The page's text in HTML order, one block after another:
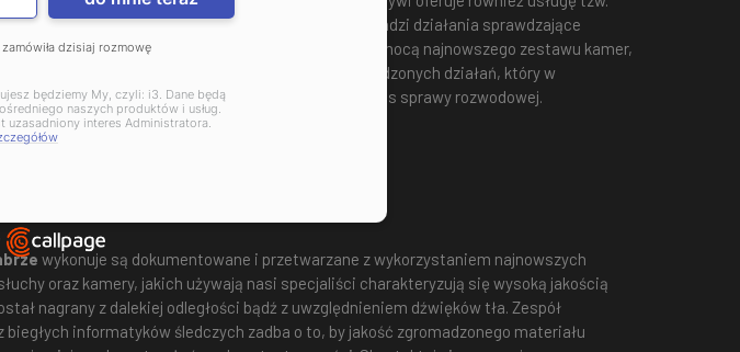
i testerek wierności, na zlecenie klienta prowadzi działania sprawdzające
partnera.Prywatny detektyw Zenit Zabrze
za pomocą najnowszego zestawu kamer,
jakości prowadzi szczegółowy zapis przeprowadzonych działań, który w
wykorzystany jako materiał dowodowy np. podczas sprawy rozwodowej.
wykonuje są dokumentowane i przetwarzane z wykorzystaniem najnowszych
oraz kamery, jakich używają nasi specjaliści charakteryzują się wysoką jakością
nagrany z dalekiej odległości bądź z uwzględnieniem dźwięków tła. Zespół
informatyków śledczych zadba o to, by jakość zgromadzonego materiału
dzisiaj rozmowę
będziemy My, czyli: i3. Dane będą
naszych produktów i usług.
interes Administratora.
window